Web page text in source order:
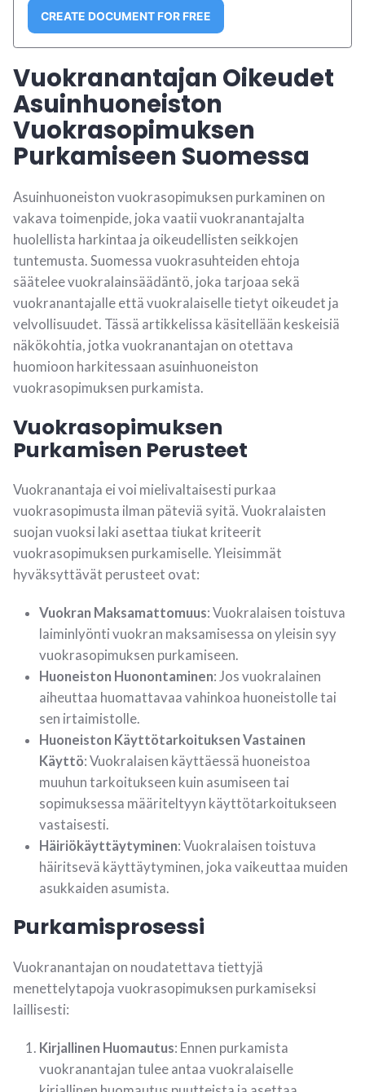
CREATE DOCUMENT FOR FREE
Vuokranantajan Oikeudet
Asuinhuoneiston
Vuokrasopimuksen
Purkamiseen Suomessa
Asuinhuoneiston vuokrasopimuksen purkaminen on
vakava toimenpide, joka vaatii vuokranantajalta
huolellista harkintaa ja oikeudellisten seikkojen
tuntemusta. Suomessa vuokrasuhteiden ehtoja
säätelee vuokralainsäädäntö, joka tarjoaa sekä
vuokranantajalle että vuokralaiselle tietyt oikeudet ja
velvollisuudet. Tässä artikkelissa käsitellään keskeisiä
näkökohtia, jotka vuokranantajan on otettava
huomioon harkitessaan asuinhuoneiston
vuokrasopimuksen purkamista.
Vuokrasopimuksen
Purkamisen Perusteet
Vuokranantaja ei voi mielivaltaisesti purkaa
vuokrasopimusta ilman päteviä syitä. Vuokralaisten
suojan vuoksi laki asettaa tiukat kriteerit
vuokrasopimuksen purkamiselle. Yleisimmät
hyväksyttävät perusteet ovat:
Vuokran Maksamattomuus: Vuokralaisen toistuva
laiminlyönti vuokran maksamisessa on yleisin syy
vuokrasopimuksen purkamiseen.
Huoneiston Huonontaminen: Jos vuokralainen
aiheuttaa huomattavaa vahinkoa huoneistolle tai
sen irtaimistolle.
Huoneiston Käyttötarkoituksen Vastainen
Käyttö: Vuokralaisen käyttäessä huoneistoa
muuhun tarkoitukseen kuin asumiseen tai
sopimuksessa määriteltyyn käyttötarkoitukseen
vastaisesti.
Häiriökäyttäytyminen: Vuokralaisen toistuva
häiritsevä käyttäytyminen, joka vaikeuttaa muiden
asukkaiden asumista.
Purkamisprosessi
Vuokranantajan on noudatettava tiettyjä
menettelytapoja vuokrasopimuksen purkamiseksi
laillisesti:
Kirjallinen Huomautus: Ennen purkamista
vuokranantajan tulee antaa vuokralaiselle